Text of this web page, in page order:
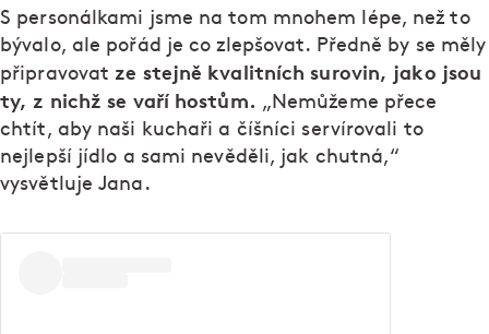
S personálkami jsme na tom mnohem lépe, než to
bývalo, ale pořád je co zlepšovat. Předně by se měly
připravovat ze stejně kvalitních surovin, jako jsou
ty, z nichž se vaří hostům. „Nemůžeme přece
chtít, aby naši kuchaři a číšníci servírovali to
nejlepší jídlo a sami nevěděli, jak chutná,“
vysvětluje Jana.